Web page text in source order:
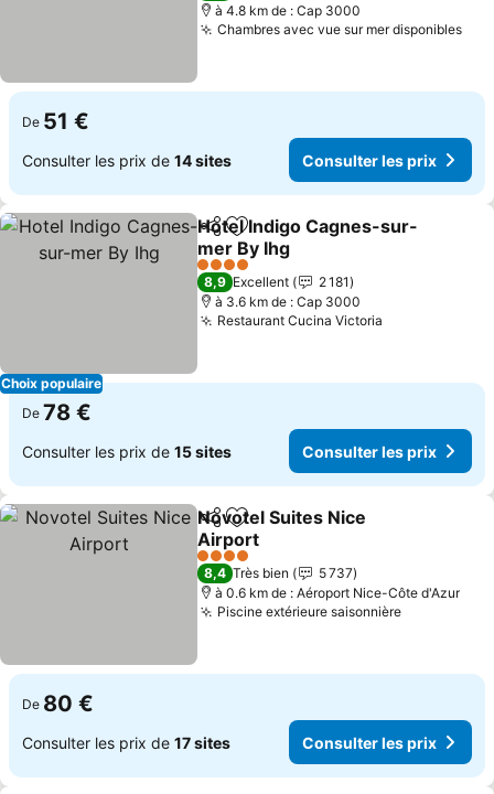
à 4.8 km de : Cap 3000
Chambres avec vue sur mer disponibles
De 51 €
Consulter les prix de 14 sites Consulter les prix
Choix populaire
PartagerAjouter à mes favoris
Hotel Indigo Cagnes-sur-
mer By Ihg
Consulter les prix
4 Étoiles
8,9 Excellent
2 181
à 3.6 km de : Cap 3000
Restaurant Cucina Victoria
De 78 €
Consulter les prix de 15 sites Consulter les prix
PartagerAjouter à mes favoris
Novotel Suites Nice
Airport
Consulter les prix
4 Étoiles
8,4 Très bien
5 737
à 0.6 km de : Aéroport Nice-Côte d'Azur
Piscine extérieure saisonnièreConsulter
De 80 €
Consulter les prix de 17 sites Consulter les prix